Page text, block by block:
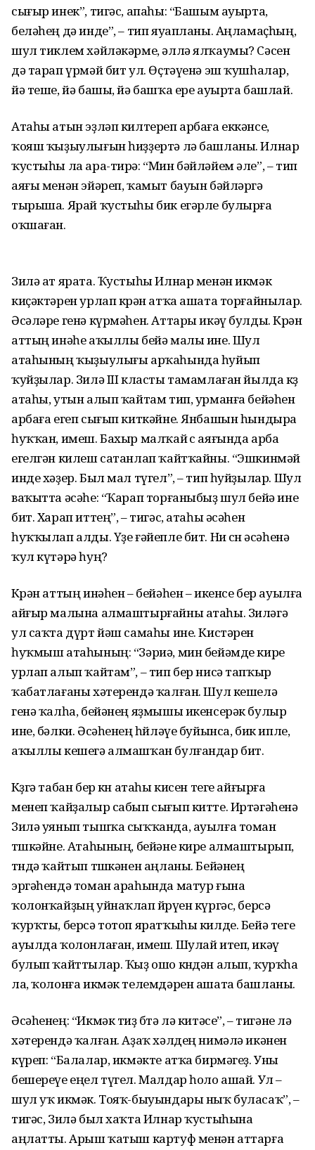
сығыр инек”, тигәс, апаһы: “Башым ауырта,
беләһең дә инде”, – тип яуапланы. Аңламаҫһың,
шул тиклем хәйләкәрме, әллә ялҡаумы? Сәсен
дә тарап үрмәй бит ул. Өҫтәүенә эш ҡушһалар,
йә теше, йә башы, йә башҡа ере ауырта башлай.
Атаһы атын эҙләп килтереп арбаға еккәнсе,
ҡояш ҡыҙыулығын һиҙҙертә лә башланы. Илнар
ҡустыһы ла ара-тирә: “Мин бәйләйем әле”, – тип
аяғы менән эйәреп, ҡамыт бауын бәйләргә
тырыша. Ярай ҡустыһы бик егәрле булырға
оҡшаған.
Зилә ат ярата. Ҡустыһы Илнар менән икмәк
киҫәктәрен урлап көрән атҡа ашата торғайнылар.
Әсәләре генә күрмәһен. Аттары икәү булды. Көрән
аттың инәһе аҡыллы бейә малы ине. Шул
атаһының ҡыҙыулығы арҡаһында һуйып
ҡуйҙылар. Зилә III класты тамамлаған йылда көҙ
атаһы, утын алып ҡайтам тип, урманға бейәһен
арбаға егеп сығып киткәйне. Янбашын һындыра
һуҡҡан, имеш. Бахыр малҡай өс аяғында арба
егелгән килеш сатанлап ҡайтҡайны. “Эшкинмәй
инде хәҙер. Был мал түгел”, – тип һуйҙылар. Шул
ваҡытта әсәһе: “Ҡарап торғаныбыҙ шул бейә ине
бит. Харап иттең”, – тигәс, атаһы әсәһен
һуҡҡылап алды. Үҙе ғәйепле бит. Ни өсөн әсәһенә
ҡул күтәрә һуң?
Көрән аттың инәһен – бейәһен – икенсе бер ауылға
айғыр малына алмаштырғайны атаһы. Зиләгә
ул саҡта дүрт йәш самаһы ине. Кистәрен
һуҡмыш атаһының: “Зәриә, мин бейәмде кире
урлап алып ҡайтам”, – тип бер нисә тапҡыр
ҡабатлағаны хәтерендә ҡалған. Шул кешелә
генә ҡалһа, бейәнең яҙмышы икенсерәк булыр
ине, бәлки. Әсәһенең һөйләүе буйынса, бик ипле,
аҡыллы кешегә алмашҡан булғандар бит.
Көҙгә табан бер көн атаһы кисен теге айғырға
менеп ҡайҙалыр сабып сығып китте. Иртәгәһенә
Зилә уянып тышҡа сыҡҡанда, ауылға томан
төшкәйне. Атаһының, бейәне кире алмаштырып,
төндә ҡайтып төшкәнен аңланы. Бейәнең
эргәһендә томан араһында матур ғына
ҡолонҡайҙың уйнаҡлап йөрөүен күргәс, берсә
ҡурҡты, берсә тотоп яратҡыһы килде. Бейә теге
ауылда ҡолонлаған, имеш. Шулай итеп, икәү
булып ҡайттылар. Ҡыҙ ошо көндән алып, ҡурҡһа
ла, ҡолонға икмәк телемдәрен ашата башланы.
Әсәһенең: “Икмәк тиҙ бөтә лә китәсе”, – тигәне лә
хәтерендә ҡалған. Аҙаҡ хәлдең нимәлә икәнен
күреп: “Балалар, икмәкте атҡа бирмәгеҙ. Уны
бешереүе еңел түгел. Малдар һоло ашай. Ул –
шул уҡ икмәк. Тояҡ-быуындары ныҡ буласаҡ”, –
тигәс, Зилә был хаҡта Илнар ҡустыһына
аңлатты. Арыш ҡатыш картуф менән аттарға